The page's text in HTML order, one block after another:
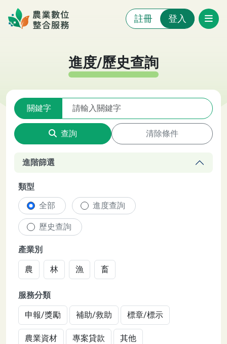
跳至主要內容
:::
農業數位整合服務系統
註冊 登入
進度/歷史查詢
關鍵字
查詢 清除條件
進階篩選
類型
全部
進度查詢
歷史查詢
產業別
農 林 漁 畜
服務分類
申報/獎勵 補助/救助 標章/標示
農業資材 專案貸款 其他